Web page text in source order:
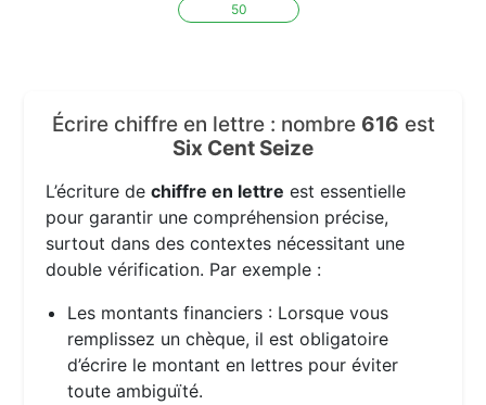
50
Écrire chiffre en lettre : nombre 616 est
Six Cent Seize
L’écriture dechiffre en lettre est essentielle
pour garantir une compréhension précise,
surtout dans des contextes nécessitant une
double vérification. Par exemple :
Les montants financiers : Lorsque vous
remplissez un chèque, il est obligatoire
d’écrire le montant en lettres pour éviter
toute ambiguïté.